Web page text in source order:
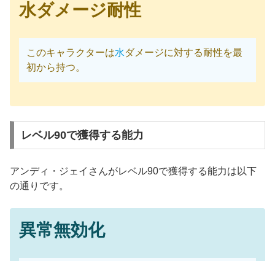
水ダメージ耐性
このキャラクターは水ダメージに対する耐性を最
初から持つ。
レベル90で獲得する能力
アンディ・ジェイさんがレベル90で獲得する能力は以下
の通りです。
異常無効化